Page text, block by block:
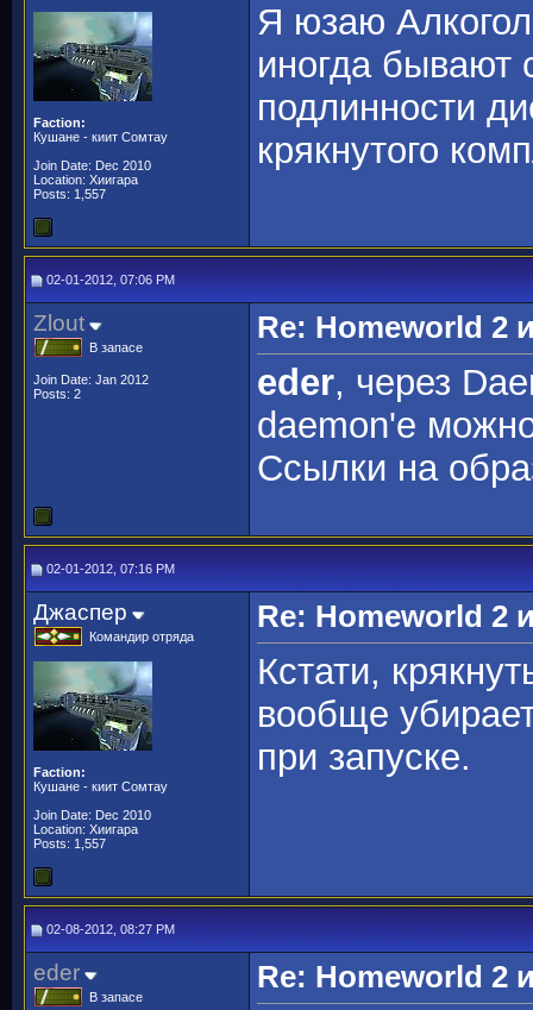
Faction:
Кушане - киит Сомтау
Join Date: Dec 2010
Location: Хиигара
Posts: 1,557
Я юзаю
иногда бывают
подлинности
крякнутого
02-01-2012, 07:06 PM
Zlout
В запасе
Join Date: Jan 2012
Posts: 2
Re: Homeworld 2
eder, через
daemon'e
Ссылки на
02-01-2012, 07:16 PM
Джаспер
Командир отряда
Faction:
Кушане - киит Сомтау
Join Date: Dec 2010
Location: Хиигара
Posts: 1,557
Re: Homeworld 2
Кстати,
вообще
при запуске.
02-08-2012, 08:27 PM
eder
В запасе
Re: Homeworld 2